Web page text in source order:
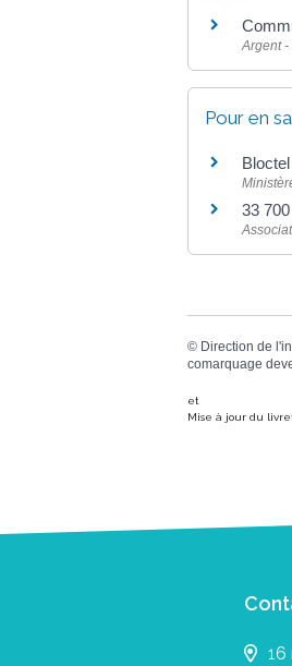
Argent -
Pour en
33
© Direction de
comarquage
et
Mise à jour du
16